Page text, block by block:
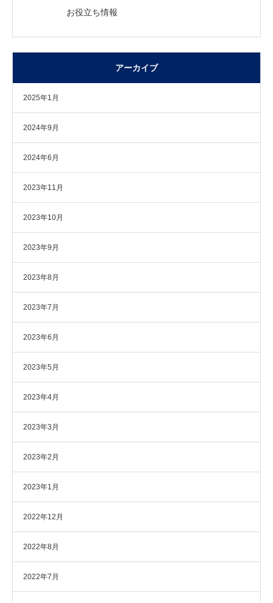
お役立ち情報
アーカイブ
2025年1月
2024年9月
2024年6月
2023年11月
2023年10月
2023年9月
2023年8月
2023年7月
2023年6月
2023年5月
2023年4月
2023年3月
2023年2月
2023年1月
2022年12月
2022年8月
2022年7月